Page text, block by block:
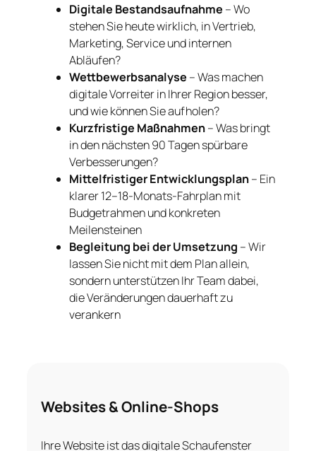
Digitale Bestandsaufnahme – Wo
stehen Sie heute wirklich, in Vertrieb,
Marketing, Service und internen
Abläufen?
Wettbewerbsanalyse – Was machen
digitale Vorreiter in Ihrer Region besser,
und wie können Sie aufholen?
Kurzfristige Maßnahmen– Was bringt
in den nächsten 90 Tagen spürbare
Verbesserungen?
Mittelfristiger Entwicklungsplan– Ein
klarer 12–18-Monats-Fahrplan mit
Budgetrahmen und konkreten
Meilensteinen
Begleitung bei der Umsetzung – Wir
lassen Sie nicht mit dem Plan allein,
sondern unterstützen Ihr Team dabei,
die Veränderungen dauerhaft zu
verankern
Websites & Online-Shops
Ihre Website ist das digitale Schaufenster